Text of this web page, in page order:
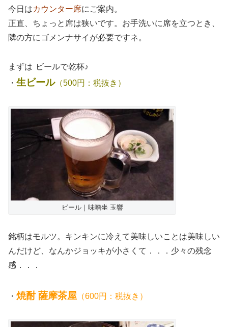
今日はカウンター席にご案内。
正直、ちょっと席は狭いです。お手洗いに席を立つとき、
隣の方にゴメンナサイが必要ですネ。
まずは ビールで乾杯♪
・ 生ビール（500円：税抜き）
ビール｜味噌坐 玉響
銘柄はモルツ。キンキンに冷えて美味しいことは美味しい
んだけど、なんかジョッキが小さくて．．．少々の残念
感．．．
・ 焼酎 薩摩茶屋 （600円：税抜き）